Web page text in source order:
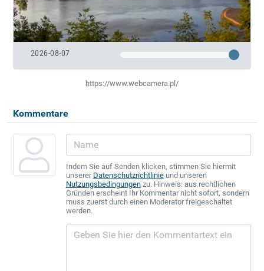
2026-08-07
https://www.webcamera.pl/
Kommentare
Indem Sie auf Senden klicken, stimmen Sie hiermit
unserer Datenschutzrichtlinieund unseren
Nutzungsbedingungenzu. Hinweis: aus rechtlichen
Gründen erscheint Ihr Kommentar nicht sofort, sondern
muss zuerst durch einen Moderator freigeschaltet
werden.